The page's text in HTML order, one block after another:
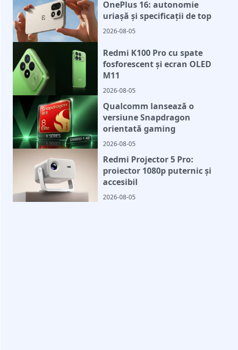
OnePlus 16: autonomie
uriașă și specificații de top
2026-08-05
Redmi K100 Pro cu spate
fosforescent și ecran OLED
M11
2026-08-05
Qualcomm lansează o
versiune Snapdragon
orientată gaming
2026-08-05
Redmi Projector 5 Pro:
proiector 1080p puternic și
accesibil
2026-08-05